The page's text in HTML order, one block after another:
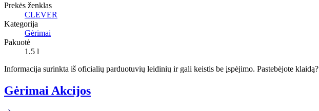
Prekės ženklas
CLEVER
Kategorija
Gėrimai
Pakuotė
1.5 l
Informacija surinkta iš oficialių parduotuvių leidinių ir gali keistis be įspėjimo. Pastebėjote klaidą?
Gėrimai Akcijos